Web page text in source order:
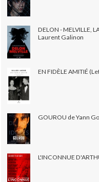
DELON - MELVILLE,
Laurent Galinon
EN FIDÈLE AMITIÉ
GOUROU de Yann
L'INCONNUE